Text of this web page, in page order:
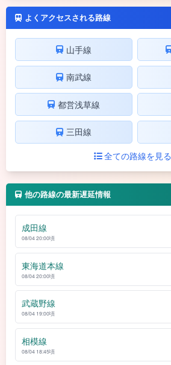
よくアクセスされる路線
山手線
南武線
都営浅草線
三田線
全ての路線を見る
他の路線の最新遅延情報
成田線
08/04 20:00頃
東海道本線
08/04 20:00頃
武蔵野線
08/04 19:00頃
相模線
08/04 18:45頃